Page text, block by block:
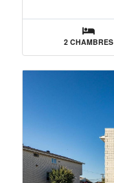
2 CHAMBRES